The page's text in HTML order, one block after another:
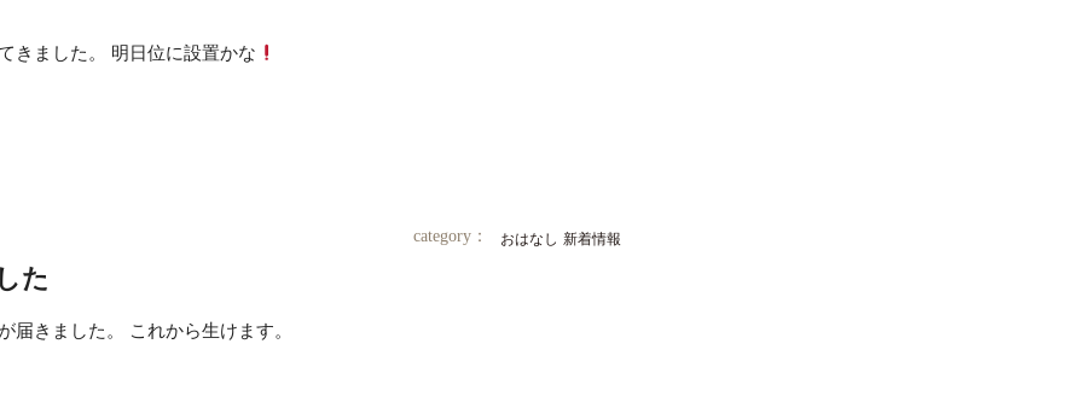
きました。 明日位に設置かな
おはなし 新着情報
category：
た
届きました。 これから生けます。